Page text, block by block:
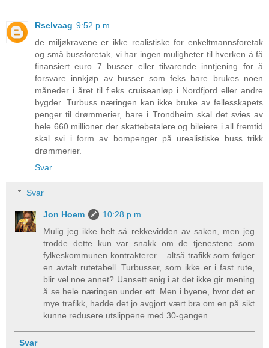
Rselvaag 9:52 p.m.
de miljøkravene er ikke realistiske for enkeltmannsforetak
og små bussforetak, vi har ingen muligheter til hverken å få
finansiert euro 7 busser eller tilvarende inntjening for å
forsvare innkjøp av busser som feks bare brukes noen
måneder i året til f.eks cruiseanløp i Nordfjord eller andre
bygder. Turbuss næringen kan ikke bruke av fellesskapets
penger til drømmerier, bare i Trondheim skal det svies av
hele 660 millioner der skattebetalere og bileiere i all fremtid
skal svi i form av bompenger på urealistiske buss trikk
drømmerier.
Svar
Svar
Jon Hoem
10:28 p.m.
Mulig jeg ikke helt så rekkevidden av saken, men jeg
trodde dette kun var snakk om de tjenestene som
fylkeskommunen kontrakterer – altså trafikk som følger
en avtalt rutetabell. Turbusser, som ikke er i fast rute,
blir vel noe annet? Uansett enig i at det ikke gir mening
å se hele næringen under ett. Men i byene, hvor det er
mye trafikk, hadde det jo avgjort vært bra om en på sikt
kunne redusere utslippene med 30-gangen.
Svar